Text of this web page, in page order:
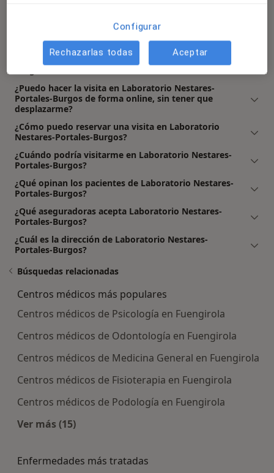
un amplio equipo en Fuengirola que cubre las
siguientes especialidades: Análisis Clínicos.
¿Qué servicios realiza Laboratorio Nestares-Portales-
¿Puedo hacer la visita en Laboratorio Nestares-
Portales-Burgos de forma online, sin tener que
desplazarme?
¿Cómo puedo reservar una visita en Laboratorio
Nestares-Portales-Burgos?
¿Cuándo podría visitarme en Laboratorio Nestares-
Portales-Burgos?
¿Qué opinan los pacientes de Laboratorio Nestares-
Portales-Burgos?
¿Qué aseguradoras acepta Laboratorio Nestares-
Portales-Burgos?
¿Cuál es la dirección de Laboratorio Nestares-
Portales-Burgos?
Búsquedas relacionadas
Centros médicos más populares
Centros médicos de Psicología en Fuengirola
Centros médicos de Odontología en Fuengirola
Centros médicos de Medicina General en Fuengirola
Centros médicos de Fisioterapia en Fuengirola
Centros médicos de Podología en Fuengirola
Ver más (15)
Enfermedades más tratadas
Configurar
Rechazarlas todas Aceptar